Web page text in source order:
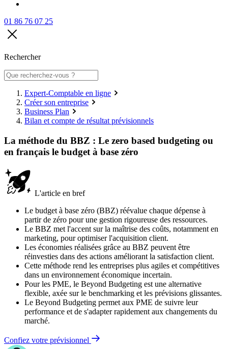
01 86 76 07 25
Rechercher
Expert-Comptable en ligne
Créer son entreprise
Business Plan
Bilan et compte de résultat prévisionnels
La méthode du BBZ : Le zero based budgeting ou
en français le budget à base zéro
L'article en bref
Le budget à base zéro (BBZ) réévalue chaque dépense à
partir de zéro pour une gestion rigoureuse des ressources.
Le BBZ met l'accent sur la maîtrise des coûts, notamment en
marketing, pour optimiser l'acquisition client.
Les économies réalisées grâce au BBZ peuvent être
réinvesties dans des actions améliorant la satisfaction client.
Cette méthode rend les entreprises plus agiles et compétitives
dans un environnement économique incertain.
Pour les PME, le Beyond Budgeting est une alternative
flexible, axée sur le benchmarking et les prévisions glissantes.
Le Beyond Budgeting permet aux PME de suivre leur
performance et de s'adapter rapidement aux changements du
marché.
Confiez votre prévisionnel